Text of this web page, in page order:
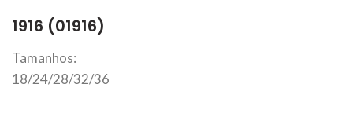
1916 (01916)
Tamanhos:
18/24/28/32/36